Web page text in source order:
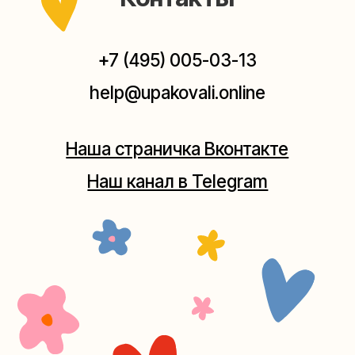
Москва, ул.Плющиха, дом 42
(как пройти)
Москва, ул.Таганская, дом 25-27
Мастерская на Плющихе
Мастерская на Таганке
+7 (980) 495-03-13
+7 (980) 156-03-13